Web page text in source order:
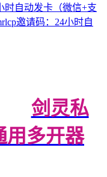
时自动发卡（微信+支
邀请码：24小时自
剑灵私
用多开器